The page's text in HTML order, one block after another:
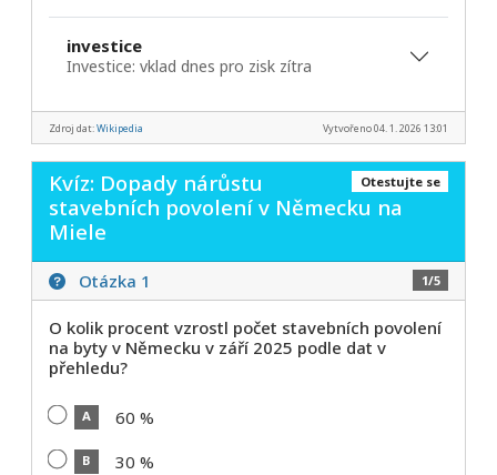
investice
Investice: vklad dnes pro zisk zítra
Vytvořeno 04. 1. 2026 13:01
Zdroj dat:Wikipedia
Otestujte se
Kvíz: Dopady nárůstu
stavebních povolení v Německu na
Miele
Otázka 1 1/5
O kolik procent vzrostl počet stavebních povolení
na byty v Německu v září 2025 podle dat v
přehledu?
A 60 %
B 30 %